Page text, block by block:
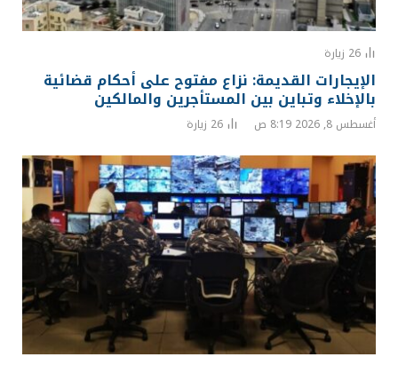
26 زيارة
الإيجارات القديمة: نزاع مفتوح على أحكام قضائية
بالإخلاء وتباين بين المستأجرين والمالكين
أغسطس 8, 2026 8:19 ص 26 زيارة